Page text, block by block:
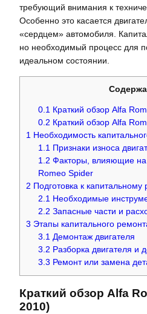
требующий внимания к
Особенно это касается
«сердцем» автомобиля.
но необходимый процесс для
идеальном состоянии.
0.1 Краткий обзор Alfa
0.2 Краткий обзор Alfa
1 Необходимость
1.1 Признаки износа
1.2 Факторы, влияющие на
Romeo Spider
2 Подготовка к капитальному
2.1 Необходимые
2.2 Запасные части и
3 Этапы капитального
3.1 Демонтаж двигателя
3.2 Разборка двигателя и
3.3 Ремонт или замена
Краткий обзор Alfa
2010)